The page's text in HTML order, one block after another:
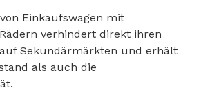
Einkaufswagen mit
verhindert direkt ihren
Sekundärmärkten und erhält
als auch die